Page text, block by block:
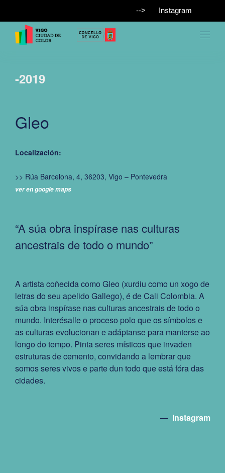
--> Instagram
-2019
Gleo
Localización:
>> Rúa Barcelona, 4, 36203, Vigo – Pontevedra
ver en google maps
“A súa obra inspírase nas culturas
ancestrais de todo o mundo”
A artista coñecida como Gleo (xurdiu como un xogo de
letras do seu apelido Gallego), é de Cali Colombia. A
súa obra inspírase nas culturas ancestrais de todo o
mundo. Interésalle o proceso polo que os símbolos e
as culturas evolucionan e adáptanse para manterse ao
longo do tempo. Pinta seres místicos que invaden
estruturas de cemento, convidando a lembrar que
somos seres vivos e parte dun todo que está fóra das
cidades.
— Instagram